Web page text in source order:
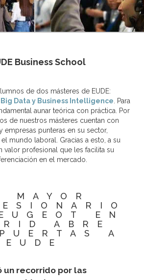
Business School
de dos másteres de EUDE:
Big Data y Business Intelligence . Para
aunar teórica con práctica. Por
de nuestros másteres cuentan con
empresas punteras en su sector,
mundo laboral. Gracias a esto, a su
valor profesional que les facilita su
en el mercado.
MAYOR
EN
ABRE
A
EUDE
un recorrido por las